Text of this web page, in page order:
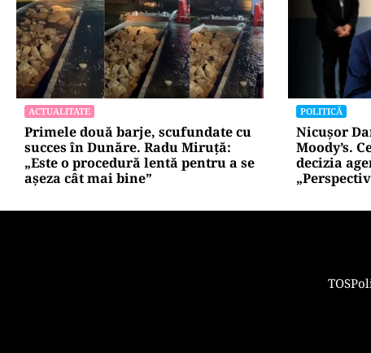
ACTUALITATE
Primele două barje, scufundate cu
succes în Dunăre. Radu Miruță:
„Este o procedură lentă pentru a se
așeza cât mai bine”
POLITICĂ
Nicușor
Moody’s.
decizia
TOS